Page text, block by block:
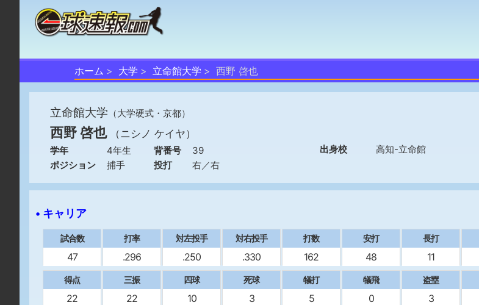
ホーム 大学 立命館大学 西野 啓也
立命館大学 （大学硬式・京都）
西野 啓也 （ニシノ ケイヤ）
学年 4年生 背番号
39
ポジション
捕手 投打 右／右
出身校 高知-立命館
• キャリア
試合数
47
打率
.296
対左投手
.250
対右投手
.330
打数
162
安打
48
長打
11
得点
22
三振
22
四球
10
死球
3
犠打
5
犠飛
0
盗塁
3